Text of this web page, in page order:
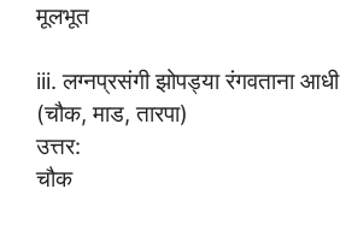
मूलभूत
iii. लग्नप्रसंगी झोपड्या रंगवताना
(चौक, माड, तारपा)
उत्तर:
चौक